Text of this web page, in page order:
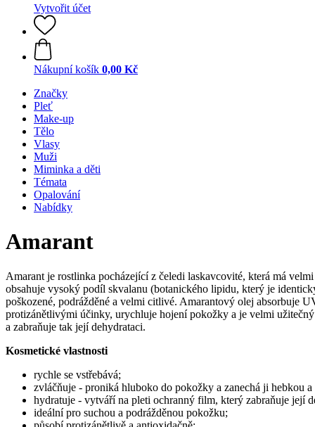
Vytvořit účet
Nákupní košík 0,00 Kč
Značky
Pleť
Make-up
Tělo
Vlasy
Muži
Miminka a děti
Témata
Opalování
Nabídky
Amarant
Amarant je rostlinka pocházející z čeledi laskavcovité, která má
obsahuje vysoký podíl skvalanu (botanického lipidu, který je
poškozené, podrážděné a velmi citlivé. Amarantový olej absorbuje
protizánětlivými účinky, urychluje hojení pokožky a je velmi
a zabraňuje tak její dehydrataci.
Kosmetické vlastnosti
rychle se vstřebává;
zvláčňuje - proniká hluboko do pokožky a zanechá ji hebkou a
hydratuje - vytváří na pleti ochranný film, který zabraňuje její
ideální pro suchou a podrážděnou pokožku;